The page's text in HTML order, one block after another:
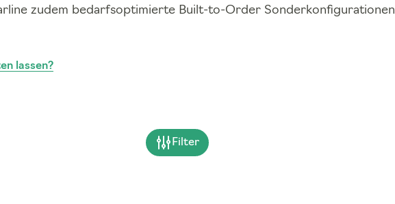
zudem bedarfsoptimierte Built-to-Order Sonderkonfigurationen
lassen?
Filter